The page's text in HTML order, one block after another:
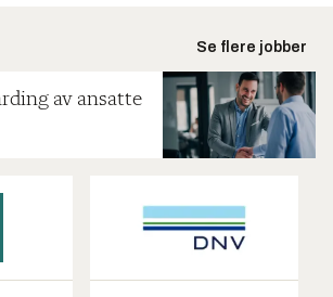
Se flere jobber
av ansatte